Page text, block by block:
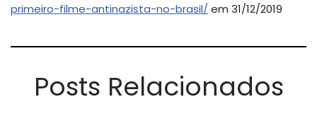
primeiro-filme-antinazista-no-brasil/ em 31/12/2019
Posts Relacionados